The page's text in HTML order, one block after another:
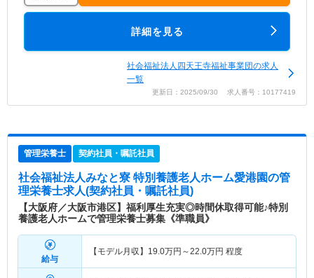
詳細を見る
社会福祉法人四天王寺福祉事業団の求人
一覧
更新日：2025/09/30 求人番号：10177419
管理栄養士 契約社員・嘱託社員
社会福祉法人みなと寮 特別養護老人ホーム愛港園の管
理栄養士求人(契約社員・嘱託社員)
【大阪府／大阪市港区】福利厚生充実◎時間休取得可能♪特別
養護老人ホームで管理栄養士募集《準職員》
給与
【モデル月収】 19.0万円～22.0万円 程度